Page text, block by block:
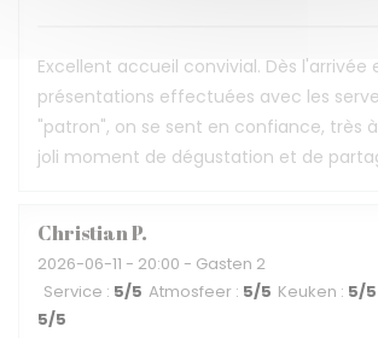
Excellent accueil convivial. Dès l'arrivée
présentations effectuées avec les
"patron", on se sent en confiance, très
joli moment de dégustation et de
ChristianP
2026-06-11 - 20:00 - Gasten 2
Service : 5/5 Atmosfeer : 5/5 Keuken : 5/5
5/5